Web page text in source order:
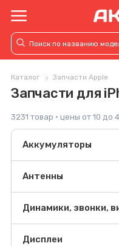
Каталог Запчасти Apple
Запчасти для
3231 товар · цены от 10 до
Аккумуляторы
Антенны
Динамики, звонки,
Дисплеи